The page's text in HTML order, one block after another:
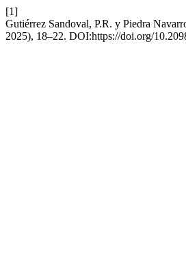
[1]
Gutiérrez Sandoval, P.R. y Piedra
2025), 18–22. DOI:https://doi.org/